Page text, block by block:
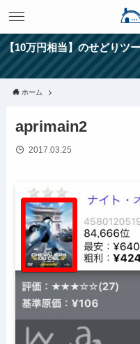
【10万円相当】のせどりツ
ホーム
aprimain2
2017.03.25